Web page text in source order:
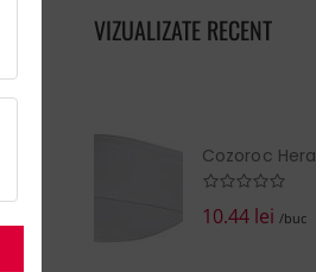
VIZUALIZATE RECENT
Cozoroc Hera
10.44 lei/buc